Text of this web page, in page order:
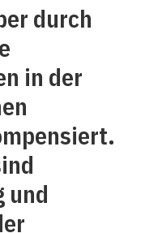
durch
in der
und